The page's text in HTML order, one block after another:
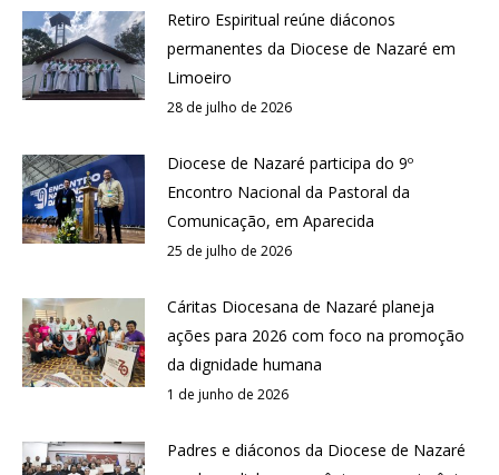
Retiro Espiritual reúne diáconos
permanentes da Diocese de Nazaré em
Limoeiro
28 de julho de 2026
Diocese de Nazaré participa do 9º
Encontro Nacional da Pastoral da
Comunicação, em Aparecida
25 de julho de 2026
Cáritas Diocesana de Nazaré planeja
ações para 2026 com foco na promoção
da dignidade humana
1 de junho de 2026
Padres e diáconos da Diocese de Nazaré